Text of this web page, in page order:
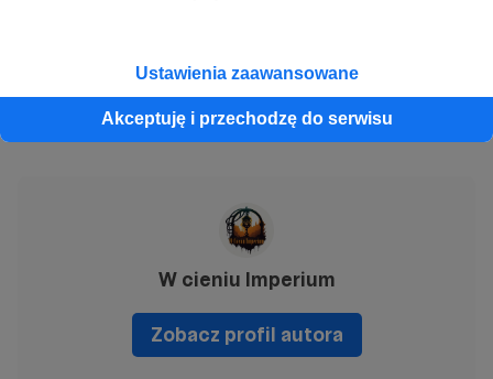
Ustawienia zaawansowane
Akceptuję i przechodzę do serwisu
Udostępnij
W cieniu Imperium
Zobacz profil autora